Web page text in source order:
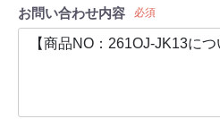
お問い合わせ内容 必須